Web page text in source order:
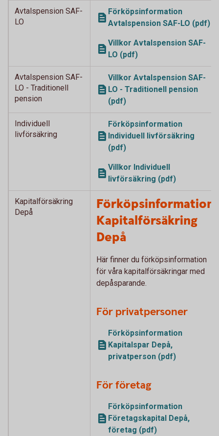
Avtalspension SAF-
LO
Förköpsinformation
Avtalspension SAF-LO (pdf)
Villkor Avtalspension SAF-
LO (pdf)
Avtalspension SAF-
LO - Traditionell
pension
Villkor Avtalspension SAF-
LO - Traditionell pension
(pdf)
Individuell
livförsäkring
Förköpsinformation
Individuell livförsäkring
(pdf)
Villkor Individuell
livförsäkring (pdf)
Kapitalförsäkring
Depå
Förköpsinformation
Kapitalförsäkring
Depå
Här finner du förköpsinformation
för våra kapitalförsäkringar med
depåsparande.
För privatpersoner
Förköpsinformation
Kapitalspar Depå,
privatperson (pdf)
För företag
Förköpsinformation
Företagskapital Depå,
företag (pdf)